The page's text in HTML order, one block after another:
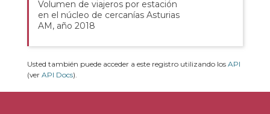
Volumen de viajeros por estación
en el núcleo de cercanías Asturias
AM, año 2018
Usted también puede acceder a este registro utilizando los API
(ver API Docs).